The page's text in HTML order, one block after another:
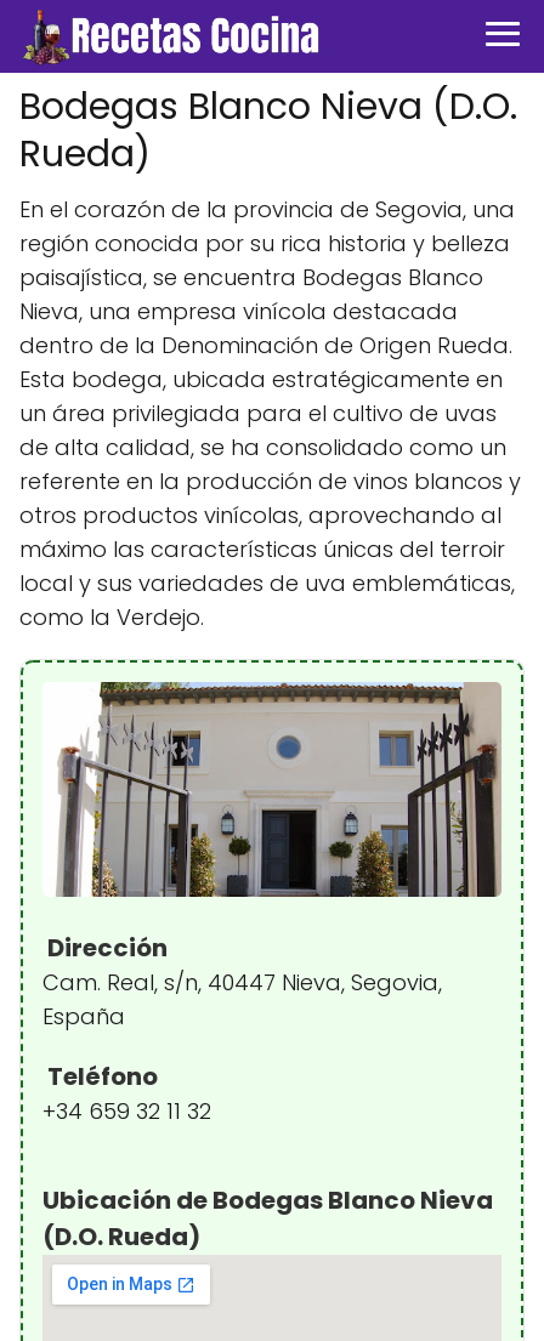
Bodegas Blanco Nieva (D.O.
Rueda)
En el corazón de la provincia de Segovia, una
región conocida por su rica historia y belleza
paisajística, se encuentra Bodegas Blanco
Nieva, una empresa vinícola destacada
dentro de la Denominación de Origen Rueda.
Esta bodega, ubicada estratégicamente en
un área privilegiada para el cultivo de uvas
de alta calidad, se ha consolidado como un
referente en la producción de vinos blancos y
otros productos vinícolas, aprovechando al
máximo las características únicas del terroir
local y sus variedades de uva emblemáticas,
como la Verdejo.
Dirección
Cam. Real, s/n, 40447 Nieva, Segovia,
España
Teléfono
+34 659 32 11 32
Ubicación de Bodegas Blanco Nieva
(D.O. Rueda)